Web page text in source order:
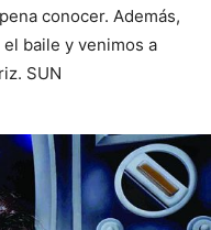
conocer. Además,
baile y venimos a
SUN